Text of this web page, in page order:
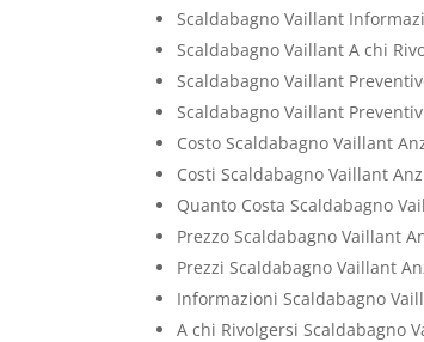
Scaldabagno Vaillant
Scaldabagno Vaillant A chi
Scaldabagno Vaillant
Scaldabagno Vaillant
Costo Scaldabagno Vaillant
Costi Scaldabagno Vaillant
Quanto Costa Scaldabagno
Prezzo Scaldabagno Vaillant
Prezzi Scaldabagno Vaillant
Informazioni Scaldabagno
A chi Rivolgersi Scaldabagno